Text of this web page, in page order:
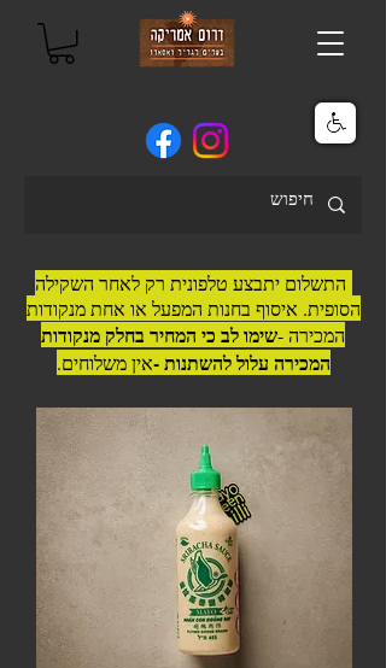
התשלום יתבצע טלפונית רק לאחר השקילה
הסופית. איסוף בחנות המפעל או אחת מנקודות
המכירה -שימו לב כי המחיר בחלק מנקודות
המכירה עלול להשתנות -אין משלוחים.